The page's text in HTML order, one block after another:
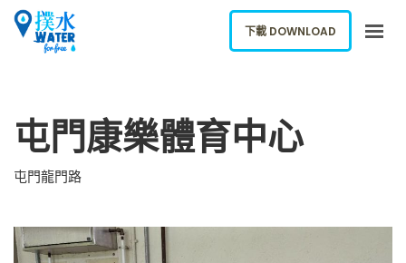
下載應用
ENGLISH
屯門康樂體育中心
屯門龍門路
下載 DOWNLOAD